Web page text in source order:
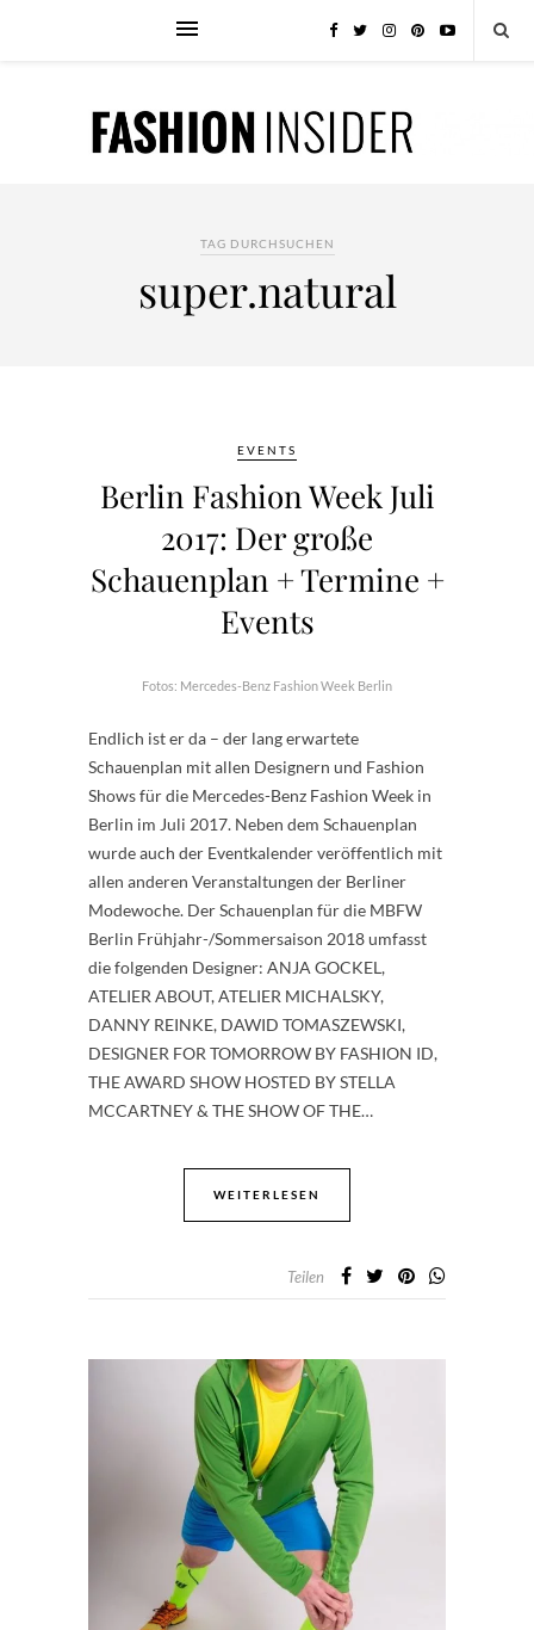
TAG DURCHSUCHEN
super.natural
EVENTS
Berlin Fashion Week Juli
2017: Der große
Schauenplan + Termine +
Events
Fotos: Mercedes-Benz Fashion Week Berlin
Endlich ist er da – der lang erwartete
Schauenplan mit allen Designern und Fashion
Shows für die Mercedes-Benz Fashion Week in
Berlin im Juli 2017. Neben dem Schauenplan
wurde auch der Eventkalender veröffentlich mit
allen anderen Veranstaltungen der Berliner
Modewoche. Der Schauenplan für die MBFW
Berlin Frühjahr-/Sommersaison 2018 umfasst
die folgenden Designer: ANJA GOCKEL,
ATELIER ABOUT, ATELIER MICHALSKY,
DANNY REINKE, DAWID TOMASZEWSKI,
DESIGNER FOR TOMORROW BY FASHION ID,
THE AWARD SHOW HOSTED BY STELLA
MCCARTNEY & THE SHOW OF THE…
WEITERLESEN
Teilen